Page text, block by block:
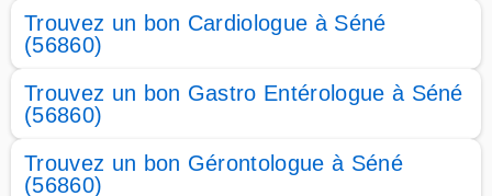
Trouvez un bon Cardiologue à Séné
(56860)
Trouvez un bon Gastro Entérologue à Séné
(56860)
Trouvez un bon Gérontologue à Séné
(56860)